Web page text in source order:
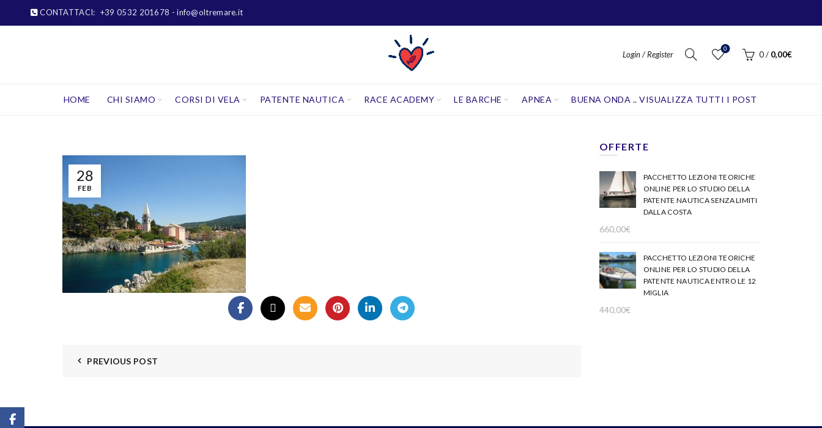
CONTATTACI: +39 0532 201678 - info@oltremare.it
Login / Register
0
0 / 0,00€
HOME CHI SIAMO CORSI DI VELA PATENTE NAUTICA RACE ACADEMY LE BARCHE APNEA BUENA ONDA .. VISUALIZZA TUTTI I POST
28
FEB
PREVIOUS POST
OFFERTE
PACCHETTO LEZIONI TEORICHE
ONLINE PER LO STUDIO DELLA
PATENTE NAUTICA SENZA LIMITI
DALLA COSTA
660,00€
PACCHETTO LEZIONI TEORICHE
ONLINE PER LO STUDIO DELLA
PATENTE NAUTICA ENTRO LE 12
MIGLIA
440,00€